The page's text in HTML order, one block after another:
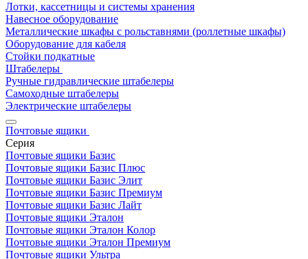
Лотки, кассетницы и системы хранения
Навесное оборудование
Металлические шкафы с рольставнями (роллетные шкафы)
Оборудование для кабеля
Стойки подкатные
Штабелеры
Ручные гидравлические штабелеры
Самоходные штабелеры
Электрические штабелеры
Почтовые ящики
Серия
Почтовые ящики Базис
Почтовые ящики Базис Плюс
Почтовые ящики Базис Элит
Почтовые ящики Базис Премиум
Почтовые ящики Базис Лайт
Почтовые ящики Эталон
Почтовые ящики Эталон Колор
Почтовые ящики Эталон Премиум
Почтовые ящики Ультра